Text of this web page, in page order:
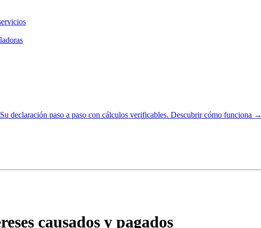
Su declaración paso a paso con cálculos verificables. Descubrir cómo funciona →
causados y pagados